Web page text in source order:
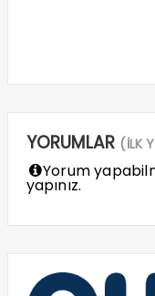
YORUMLAR (İLK
Yorum
yapınız.